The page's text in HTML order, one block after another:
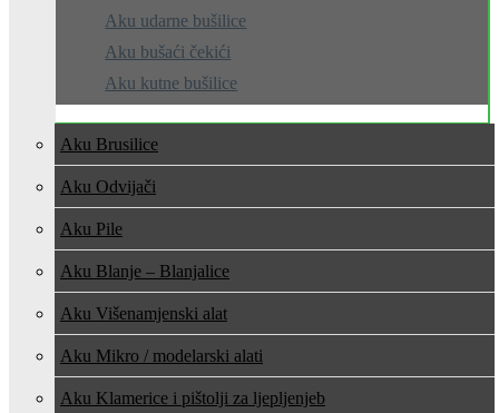
Aku udarne bušilice
Aku bušaći čekići
Aku kutne bušilice
Aku Brusilice
Aku Odvijači
Aku Pile
Aku Blanje – Blanjalice
Aku Višenamjenski alat
Aku Mikro / modelarski alati
Aku Klamerice i pištolji za ljepljenje